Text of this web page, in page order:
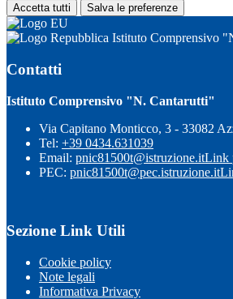
Accetta tutti Salva le preferenze
Istituto Comprensivo
Contatti
Istituto Comprensivo "N. Cantarutti"
Via Capitano Monticco, 3 - 33082
Tel: +39 0434.631039
Email: pnic81500t@istruzione.itLink
PEC: pnic81500t@pec.istruzione.it
Sezione Link Utili
Cookie policy
Note legali
Informativa Privacy